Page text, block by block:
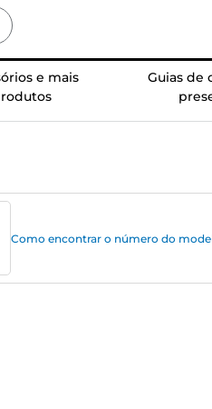
e mais
Guias de
Como encontrar o número do